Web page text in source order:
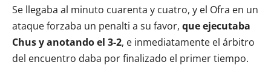
Se llegaba al minuto cuarenta y cuatro, y el Ofra en un
ataque forzaba un penalti a su favor, que ejecutaba
Chus y anotando el 3-2, e inmediatamente el árbitro
del encuentro daba por finalizado el primer tiempo.